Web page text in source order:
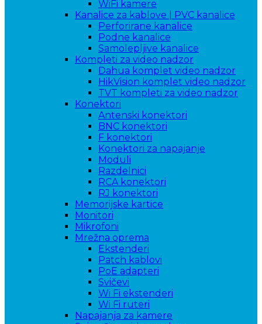
WiFi kamere
Kanalice za kablove | PVC kanalice
Perforirane kanalice
Podne kanalice
Samolepljive kanalice
Kompleti za video nadzor
Dahua komplet video nadzor
HikVision komplet video nadzor
TVT kompleti za video nadzor
Konektori
Antenski konektori
BNC konektori
F konektori
Konektori za napajanje
Moduli
Razdelnici
RCA konektori
RJ konektori
Memorijske kartice
Monitori
Mikrofoni
Mrežna oprema
Ekstenderi
Patch kablovi
PoE adapteri
Svičevi
Wi Fi ekstenderi
Wi Fi ruteri
Napajanja za kamere